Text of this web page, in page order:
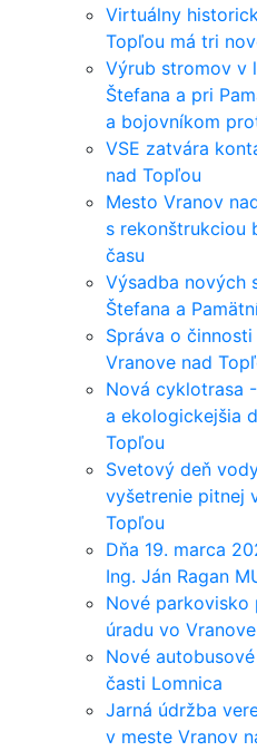
Virtuálny
Topľou má tri
Výrub stromov v
Štefana a pri
a bojovníkom
VSE zatvára
nad Topľou
Mesto Vranov
s rekonštrukciou
času
Výsadba nových
Štefana a
Správa o
Vranove nad
Nová cyklotrasa
a ekologickejšia
Topľou
Svetový deň
vyšetrenie pitnej
Topľou
Dňa 19. marca
Ing. Ján Ragan
Nové parkovisko
úradu vo
Nové
časti Lomnica
Jarná údržba
v meste Vranov